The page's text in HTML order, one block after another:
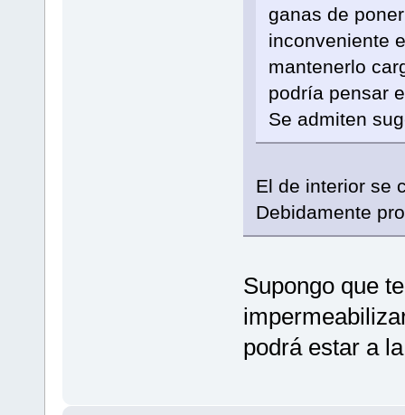
ganas de
inconveniente
mantenerlo
podría pensar
Se admiten
El de interior se
Debidamente
Supongo que
podrá estar a